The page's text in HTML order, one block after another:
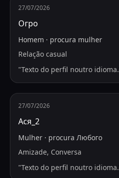
27/07/2026
Огро
Homem · procura mulher
Relação casual
"Texto do perfil noutro idioma.
27/07/2026
Ася_2
Mulher · procura Любого
Amizade, Conversa
"Texto do perfil noutro idioma.